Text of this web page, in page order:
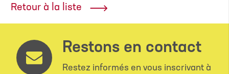
Retour à la liste
Restons en contact
Restez informés en vous inscrivant à